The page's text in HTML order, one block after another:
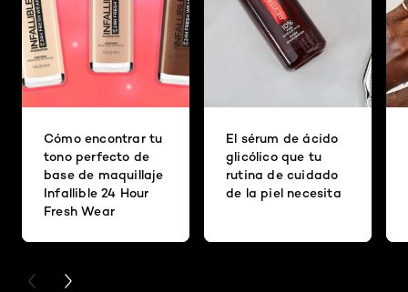
Cómo encontrar tu
tono perfecto de
base de maquillaje
Infallible 24 Hour
Fresh Wear
El sérum de ácido
glicólico que tu
rutina de cuidado
de la piel necesita
PREVIOUS CARD
NEXT CARD